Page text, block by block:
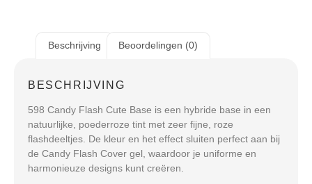
Beschrijving Beoordelingen (0)
BESCHRIJVING
598 Candy Flash Cute Base is een hybride base in een
natuurlijke, poederroze tint met zeer fijne, roze
flashdeeltjes. De kleur en het effect sluiten perfect aan bij
de Candy Flash Cover gel, waardoor je uniforme en
harmonieuze designs kunt creëren.